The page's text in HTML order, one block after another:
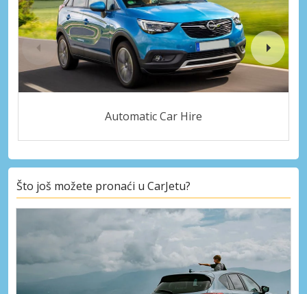
Automatic Car Hire
Što još možete pronaći u CarJetu?